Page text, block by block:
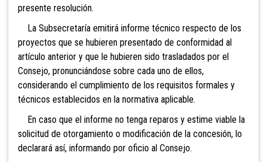
presente resolución.
La Subsecretaría emitirá informe técnico respecto de los
proyectos que se hubieren presentado de conformidad al
artículo anterior y que le hubieren sido trasladados por el
Consejo, pronunciándose sobre cada uno de ellos,
considerando el cumplimiento de los requisitos formales y
técnicos establecidos en la normativa aplicable.
En caso que el informe no tenga reparos y estime viable la
solicitud de otorgamiento o modificación de la concesión, lo
declarará así, informando por oficio al Consejo.